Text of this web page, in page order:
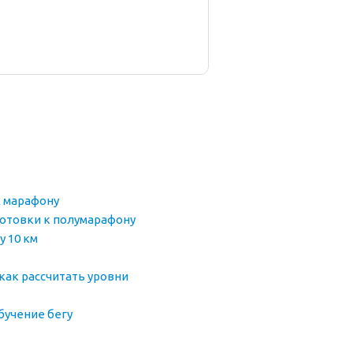
марафону
к полумарафону
10 км
рассчитать уровни
бегу